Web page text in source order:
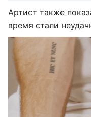
Артист также
время стали